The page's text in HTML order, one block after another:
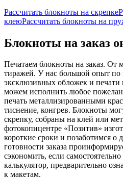
Рассчитать блокноты на скрепке
клеюРассчитать блокноты на
Блокноты на заказ
Печатаем блокноты на заказ. От
тиражей. У нас большой опыт по
эксклюзивных обложек и печати
можем исполнить любое
печать металлизированными
тиснение, конгрев. Блокноты
скрепку, собраны на клей или
фотокопицентре «Позитив»
короткие сроки и позаботимся о
готовности заказа
сэкономить, если
калькулятор, предварительно
к макетам.